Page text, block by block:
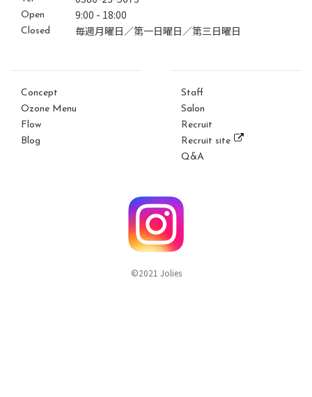
Open 9:00 - 18:00
Closed 毎週月曜日／第一日曜日／第三日曜日
Concept
Ozone Menu
Flow
Blog
Staff
Salon
Recruit
Recruit site
Q&A
©2021 Jolies